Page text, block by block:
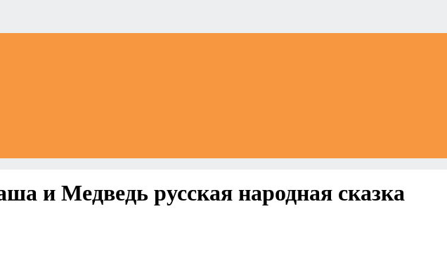
и Медведь русская народная сказка